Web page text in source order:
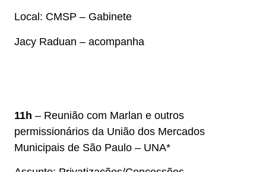
Local: CMSP – Gabinete
Jacy Raduan – acompanha
11h – Reunião com Marlan e outros
permissionários da União dos Mercados
Municipais de São Paulo – UNA*